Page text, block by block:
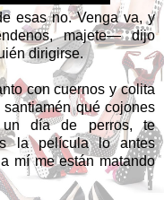
esas no. Venga va, y
majete— dijo
dirigirse.
con cuernos y colita
qué cojones
un día de perros, te
la película lo antes
mí me están matando